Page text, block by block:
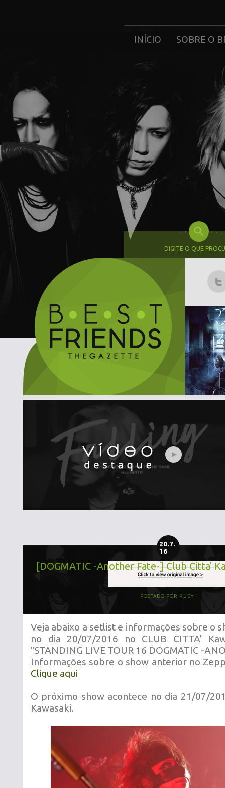
INÍCIO SOBRE O
DIGITE O QUE
20.7.
16
[DOGMATIC -Another Fate-] Club Citta'
POSTADO POR RUBY
Veja abaixo a setlist e informações sobre o
no dia 20/07/2016 no CLUB CITTA’
"STANDING LIVE TOUR 16 DOGMATIC -
Informações sobre o show anterior no
Clique aqui
O próximo show acontece no dia 21/07/
Kawasaki.